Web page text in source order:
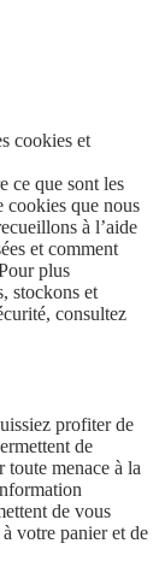
cookies et
ce que sont les
cookies que nous
à l’aide
et comment
plus
stockons et
consultez
profiter de
de
toute menace à la
de vous
votre panier et de